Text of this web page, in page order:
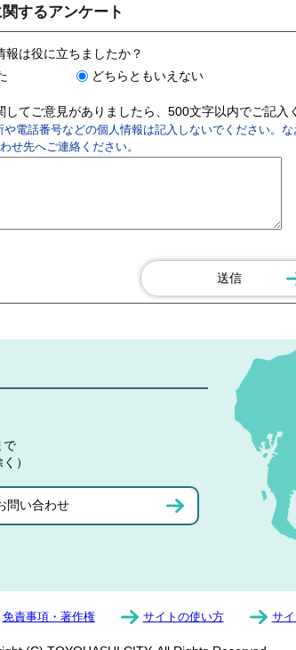
するアンケート
報は役に立ちましたか？
どちらともいえない
してご意見がありましたら、500文字以内でご記入
や電話番号などの個人情報は記入しないでください。
せ先へご連絡ください。
で
）
問い合わせ
免責事項・著作権 サイトの使い方 サ